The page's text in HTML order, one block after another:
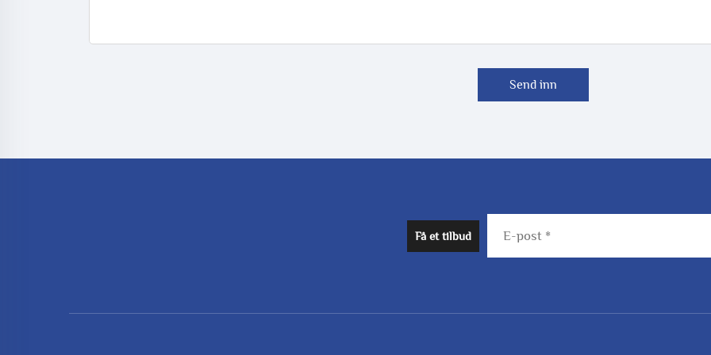
Send inn
Få et tilbud